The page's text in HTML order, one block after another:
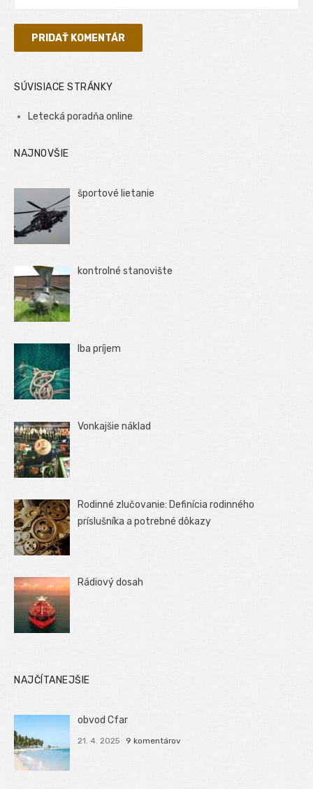
SÚVISIACE STRÁNKY
Letecká poradňa online
NAJNOVŠIE
športové lietanie
kontrolné stanovište
Iba príjem
Vonkajšie náklad
Rodinné zlučovanie: Definícia rodinného
príslušníka a potrebné dôkazy
Rádiový dosah
NAJČÍTANEJŠIE
obvod Cfar
21. 4. 2025 9 komentárov